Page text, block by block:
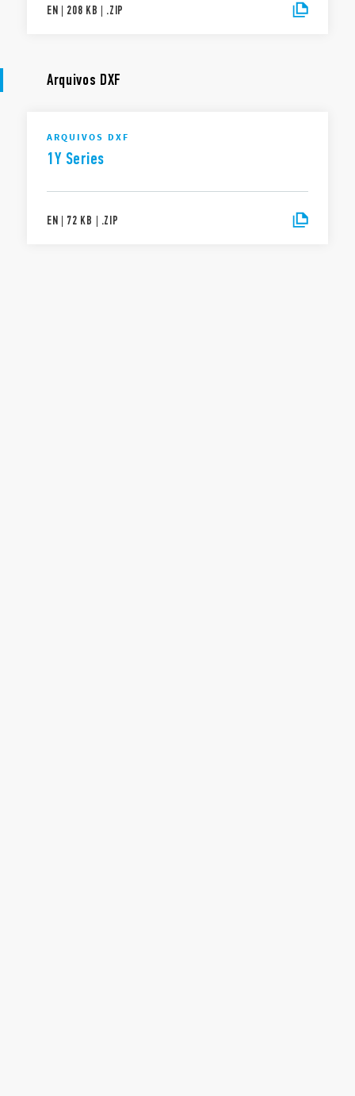
EN | 208 KB | .ZIP
Arquivos DXF
ARQUIVOS DXF
1Y Series
EN | 72 KB | .ZIP